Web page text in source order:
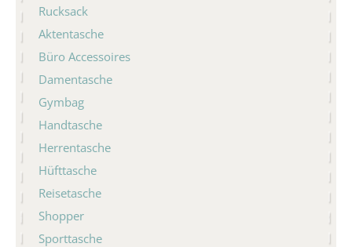
Rucksack
Aktentasche
Büro Accessoires
Damentasche
Gymbag
Handtasche
Herrentasche
Hüfttasche
Reisetasche
Shopper
Sporttasche